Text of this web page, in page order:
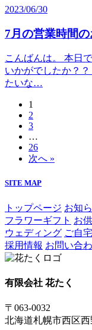
2023/06/30
7月の営業時間
こんばんは。 本日
いかがでしたか？
たいな…
1
2
3
…
26
次へ »
SITE MAP
トップページ お知
フラワーギフト お
ウェディング ご自
採用情報 お問い合
有限会社 花たく
〒063-0032
北海道札幌市西区西